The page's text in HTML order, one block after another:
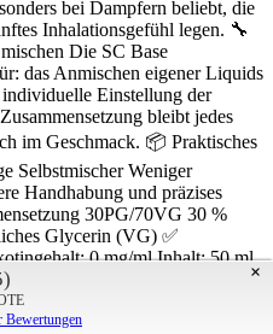
bei Dampfern beliebt, die
Inhalationsgefühl legen. 🔧
Die SC Base
das Anmischen eigener Liquids
Einstellung der
bleibt jedes
im Geschmack. 📦 Praktisches
Selbstmischer Weniger
Handhabung und präzises
30PG/70VG 30 %
Glycerin (VG) ✅
0 mg/ml Inhalt: 50 ml
Basis zum Mischen
Milliliter)
×
Bewertungen